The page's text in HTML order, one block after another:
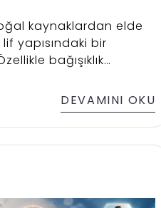
kaynaklardan elde
yapısındaki bir
bağışıklık
yulaf, arpa, maya ve
doğal olarak
hem beslenme
de takviye edici gıda
detayları yazımızın
DEVAMINI OKU